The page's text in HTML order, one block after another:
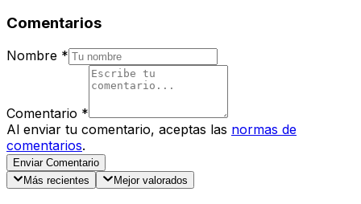
Comentarios
Nombre *
Comentario *
Al enviar tu comentario, aceptas las normas de
comentarios.
Enviar Comentario
Más recientes
Mejor valorados